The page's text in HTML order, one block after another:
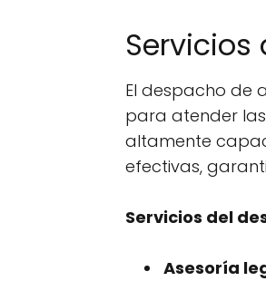
El despacho de
para atender
altamente
efectivas,
Servicios del
Asesoría